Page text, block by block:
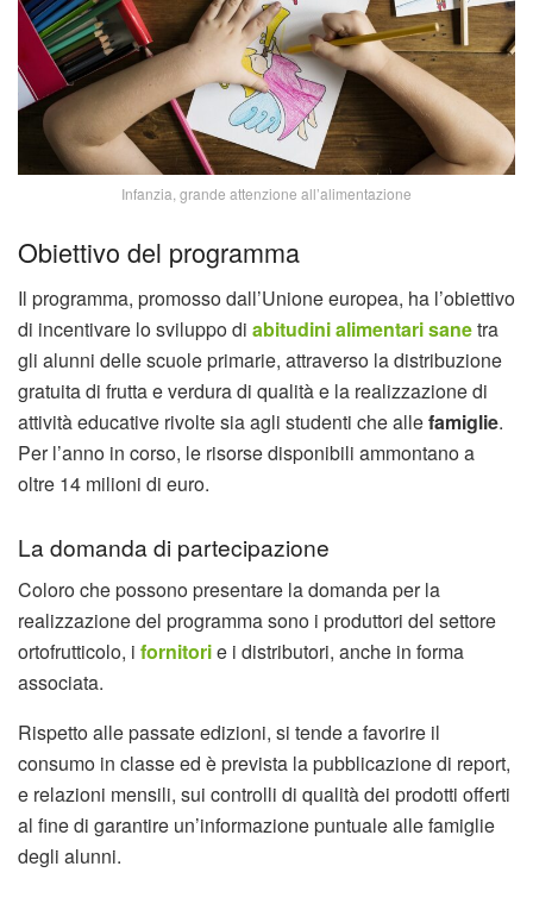
Infanzia, grande attenzione all’alimentazione
Obiettivo del programma
Il programma, promosso dall’Unione europea, ha l’obiettivo
di incentivare lo sviluppo di abitudini alimentari sanetra
gli alunni delle scuole primarie, attraverso la distribuzione
gratuita di frutta e verdura di qualità e la realizzazione di
attività educative rivolte sia agli studenti che allefamiglie.
Per l’anno in corso, le risorse disponibili ammontano a
oltre 14 milioni di euro.
La domanda di partecipazione
Coloro che possono presentare la domanda per la
realizzazione del programma sono i produttori del settore
ortofrutticolo, i fornitorie i distributori, anche in forma
associata.
Rispetto alle passate edizioni, si tende a favorire il
consumo in classe ed è prevista la pubblicazione di report,
e relazioni mensili, sui controlli di qualità dei prodotti offerti
al fine di garantire un’informazione puntuale alle famiglie
degli alunni.